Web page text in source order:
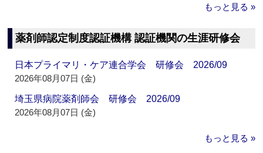
もっと見る »
薬剤師認定制度認証機構 認証機関の生涯研修会
日本プライマリ・ケア連合学会 研修会 2026/09
2026年08月07日 (金)
埼玉県病院薬剤師会 研修会 2026/09
2026年08月07日 (金)
もっと見る »